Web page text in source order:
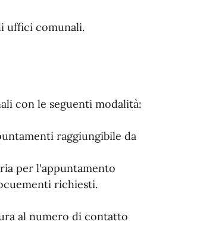
uffici comunali.
con le seguenti modalità:
raggiungibile da
per l'appuntamento
richiesti.
al numero di contatto